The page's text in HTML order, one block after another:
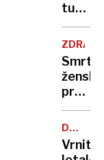
tako
da
jih ni
Smrt
ženske
pred
mizo:
primer,
ki je
DUH
ČASA